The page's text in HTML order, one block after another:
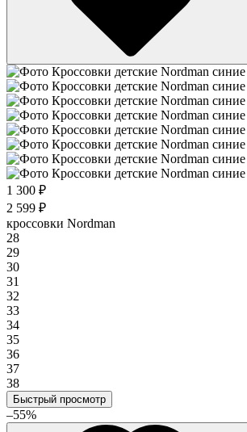
1 300 ₽
2 599 ₽
кроссовки Nordman
28
29
30
31
32
33
34
35
36
37
38
Быстрый просмотр
–55%